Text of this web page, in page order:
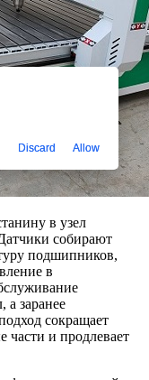
в узел
собирают
подшипников,
в
а заранее
сокращает
части и продлевает
Discard Allow